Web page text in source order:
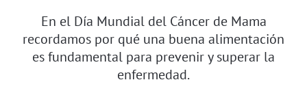
En el Día Mundial del Cáncer de Mama
recordamos por qué una buena alimentación
es fundamental para prevenir y superar la
enfermedad.